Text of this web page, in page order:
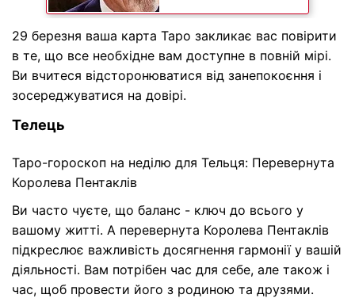
29 березня ваша карта Таро закликає вас повірити
в те, що все необхідне вам доступне в повній мірі.
Ви вчитеся відсторонюватися від занепокоєння і
зосереджуватися на довірі.
Телець
Таро-гороскоп на неділю для Тельця: Перевернута
Королева Пентаклів
Ви часто чуєте, що баланс - ключ до всього у
вашому житті. А перевернута Королева Пентаклів
підкреслює важливість досягнення гармонії у вашій
діяльності. Вам потрібен час для себе, але також і
час, щоб провести його з родиною та друзями.